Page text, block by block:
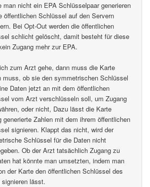
man nicht ein EPA Schlüsselpaar generieren
öffentlichen Schlüssel auf den Servern
Bei Opt-Out werden die öffentlichen
schlicht gelöscht, damit besteht für diese
Zugang mehr zur EPA.
zum Arzt gehe, dann muss die Karte
muss, ob sie den symmetrischen Schlüssel
Daten jetzt an mit dem öffentlichen
vom Arzt verschlüsseln soll, um Zugang
oder nicht, Dazu lässt die Karte
generierte Zahlen mit dem ihrem öffentlichen
signieren. Klappt das nicht, wird der
Schlüssel für die Daten nicht
Ob der Arzt tatsächlich Zugang zu
hat könnte man umsetzten, indem man
der Karte den öffentlichen Schlüssel des
lässt.